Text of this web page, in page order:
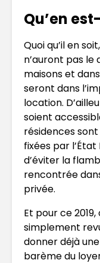
Qu’en
Quoi qu’il en
n’auront pas le
maisons et
seront dans
location.
soient
résidences
fixées par
d’éviter la
rencontrée
privée.
Et pour ce
simplement
donner déjà
barème du